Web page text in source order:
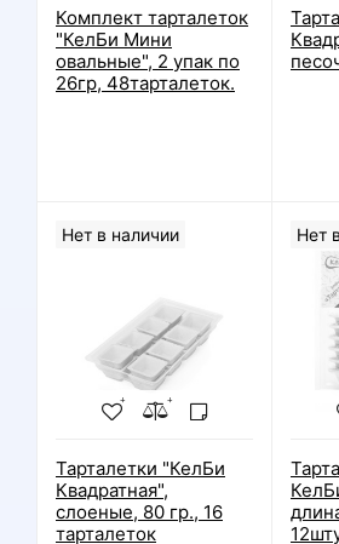
Комплект тарталеток
"КелБи Мини
овальные", 2 упак по
26гр, 48тарталеток.
Нет в наличии
Тарталетки "КелБи
Квадратная",
слоеные, 80 гр., 16
тарталеток
Нет